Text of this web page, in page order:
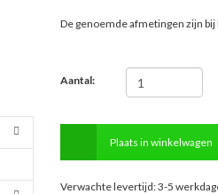
De genoemde afmetingen zijn
Aantal:
Plaats in winkelwagen
Verwachte levertijd: 3-5